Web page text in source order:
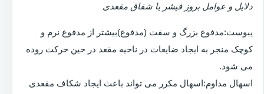
دلایل و عوامل بروز فیشر یا شقاق مقعدی
یبوست:مدفوع بزرگ و سفت (مدفوع)بیشتر از مدفوع نرم و
کوچک منجر به ایجاد ضایعات در ناحیه مقعد در حین حرکت روده
می شود.
اسهال مداوم:اسهال مکرر می تواند باعث ایجاد شکاف مقعدی